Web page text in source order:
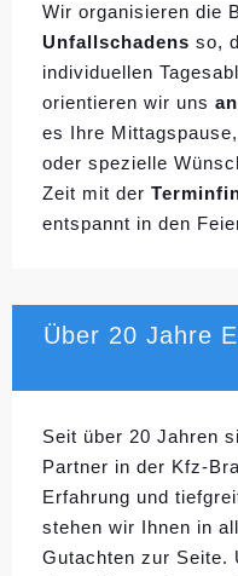
Wir organisieren die
Unfallschadens so,
individuellen
orientieren wir uns
es Ihre
oder spezielle
Zeit mit der
entspannt in den
Über 20 Jahre
Seit über 20 Jahren
Partner in der Kfz-
Erfahrung und
stehen wir Ihnen in
Gutachten zur Seite.